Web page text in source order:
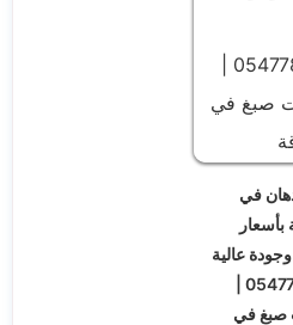
في
بأسعار
عالية
0547786117 |
في